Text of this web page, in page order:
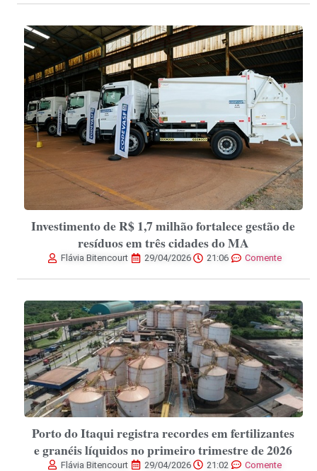
Investimento de R$ 1,7 milhão fortalece gestão de
resíduos em três cidades do MA
Flávia Bitencourt 29/04/2026 21:06 Comente
Porto do Itaqui registra recordes em fertilizantes
e granéis líquidos no primeiro trimestre de 2026
Flávia Bitencourt 29/04/2026 21:02 Comente